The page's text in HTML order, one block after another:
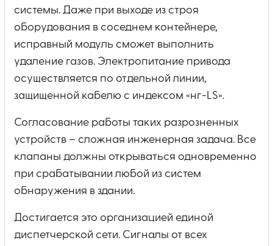
системы. Даже при выходе из строя
оборудования в соседнем контейнере,
исправный модуль сможет выполнить
удаление газов. Электропитание привода
осуществляется по отдельной линии,
защищенной кабелю с индексом «нг-LS».
Согласование работы таких разрозненных
устройств – сложная инженерная задача. Все
клапаны должны открываться одновременно
при срабатывании любой из систем
обнаружения в здании.
Достигается это организацией единой
диспетчерской сети. Сигналы от всех